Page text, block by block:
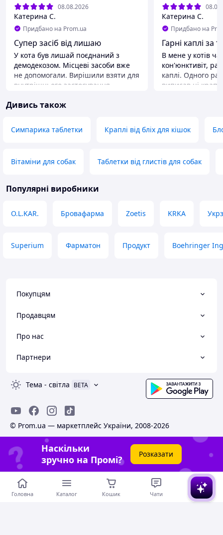
08.08.2026
Катерина С.
Придбано на Prom.ua
Супер засіб від лишаю
У кота був лишай поєднаний з
демодекозом. Місцеві засоби вже
не допомогали. Вирішили взяти для
внутрішнього застосування.
Треба приймати курсом, має
Переваги
Якість. Результат
Немає
Катерина С.
Придбано на
Гарні каплі за
В мене у котів
кон'юнктивіт,
каплі. Одного разу ветеринар
виписав ці
Переваги
Немає
Дивись також
Симпарика таблетки Краплі від бліх для кішок
Вітаміни для собак Таблетки від глистів для собак
Популярні виробники
O.L.KAR. Бровафарма Zoetis KRKA
Superium Фарматон Продукт Boehringer
Покупцям
Продавцям
Про нас
Партнери
Тема - світла BETA
© Prom.ua — маркетплейс України, 2008-2026
Наскільки
зручно на Промі?
Розказати
Головна Каталог Кошик Чати Кабінет